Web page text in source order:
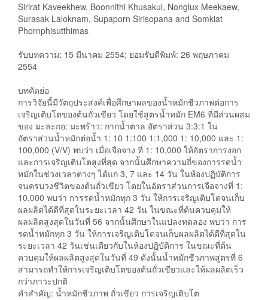
Sirirat Kaveekhew, Boonnithi Khusakul, Nonglux Meekaew,
Surasak Laloknam, Supaporn Sirisopana and Somkiat
Phornphisutthimas
รับบทความ: 15 มีนาคม 2554; ยอมรับตีพิมพ์: 26 พฤษภาคม
2554
บทคัดย่อ
การวิจัยนี้มีวัตถุประสงค์เพื่อศึกษาผลของน้ำหมักชีวภาพต่อการ
เจริญเติบโตของต้นถั่วเขียว โดยใช้สูตรน้ำหมัก EM6 ที่มีส่วนผสม
ของ มะละกอ: มะพร้าว: กากน้ำตาล อัตราส่วน 3:3:1 ใน
อัตราส่วนน้ำหมักต่อน้ำ 1: 10 1:100 1:1,000 1: 10,000 และ 1:
100,000 (V/V) พบว่า เมื่อเจือจาง ที่ 1: 10,000 ให้อัตราการงอก
และการเจริญเติบโตสูงที่สุด จากนั้นศึกษาความถี่ของการรดน้ำ
หมักในช่วงเวลาต่างๆ ได้แก่ 3, 7 และ 14 วัน ในห้องปฏิบัติการ
จนครบวงชีวิตของต้นถั่วเขียว โดยในอัตราส่วนการเจือจางที่ 1:
10,000 พบว่า การรดน้ำหมักทุก 3 วัน ให้การเจริญเติบโตจนเก็บ
ผลผลิตได้ดีที่สุดในระยะเวลา 42 วัน ในขณะที่ต้นควบคุมให้
ผลผลิตสูงสุดในวันที่ 56 จากนั้นศึกษาในแปลงทดลอง พบว่า การ
รดน้ำหมักทุก 3 วัน ให้การเจริญเติบโตจนเก็บผลผลิตได้ดีที่สุดใน
ระยะเวลา 42 วันเช่นเดียวกับในห้องปฏิบัติการ ในขณะที่ต้น
ควบคุมให้ผลผลิตสูงสุดในวันที่ 49 ดังนั้นน้ำหมักชีวภาพสูตรที่ 6
สามารถทำให้การเจริญเติบโตของต้นถั่วเขียวและให้ผลผลิตเร็ว
กว่าภาวะปกติ
คำสำคัญ: น้ำหมักชีวภาพ ถั่วเขียว การเจริญเติบโต